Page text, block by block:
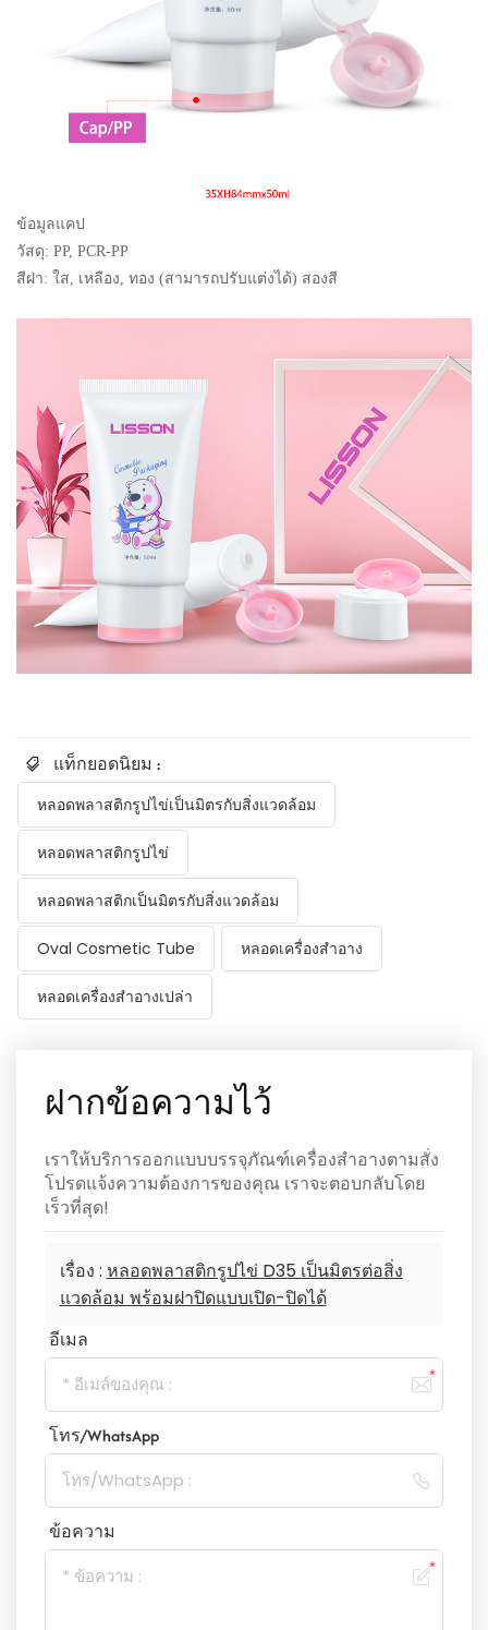
ข้อมูลแคป
วัสดุ: PP, PCR-PP
สีฝา: ใส, เหลือง, ทอง (สามารถปรับแต่งได้) สองสี
แท็กยอดนิยม :
หลอดพลาสติกรูปไข่เป็นมิตรกับสิ่งแวดล้อม
หลอดพลาสติกรูปไข่
หลอดพลาสติกเป็นมิตรกับสิ่งแวดล้อม
Oval Cosmetic Tube หลอดเครื่องสำอาง
หลอดเครื่องสำอางเปล่า
ฝากข้อความไว้
เราให้บริการออกแบบบรรจุภัณฑ์เครื่องสำอางตามสั่ง
โปรดแจ้งความต้องการของคุณ เราจะตอบกลับโดย
เร็วที่สุด!
เรื่อง : หลอดพลาสติกรูปไข่ D35 เป็นมิตรต่อสิ่ง
แวดล้อม พร้อมฝาปิดแบบเปิด-ปิดได้
อีเมล
โทร/WhatsApp
ข้อความ